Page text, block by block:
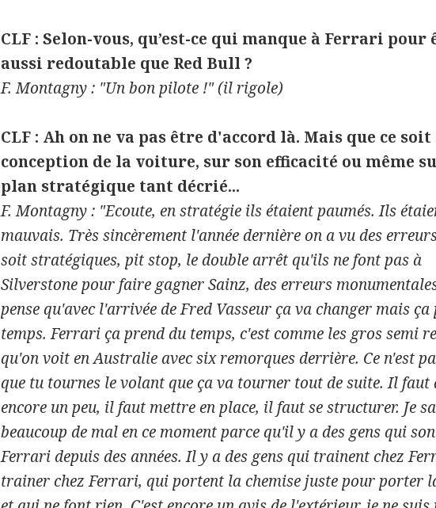
CLF : Selon-vous, qu’est-ce qui manque à Ferrari pour
aussi redoutable que Red Bull ?
F. Montagny : "Un bon pilote !" (il rigole)
CLF : Ah on ne va pas être d'accord là. Mais que ce
conception de la voiture, sur son efficacité ou même
plan stratégique tant décrié...
F. Montagny : "Ecoute, en stratégie ils étaient paumés. Ils
mauvais. Très sincèrement l'année dernière on a vu des
soit stratégiques, pit stop, le double arrêt qu'ils ne font pas à
Silverstone pour faire gagner Sainz, des erreurs
pense qu'avec l'arrivée de Fred Vasseur ça va changer mais ça
temps. Ferrari ça prend du temps, c'est comme les gros semi
qu'on voit en Australie avec six remorques derrière. Ce n'est
que tu tournes le volant que ça va tourner tout de suite. Il faut
encore un peu, il faut mettre en place, il faut se structurer. Je
beaucoup de mal en ce moment parce qu'il y a des gens qui
Ferrari depuis des années. Il y a des gens qui trainent chez
trainer chez Ferrari, qui portent la chemise juste pour porter